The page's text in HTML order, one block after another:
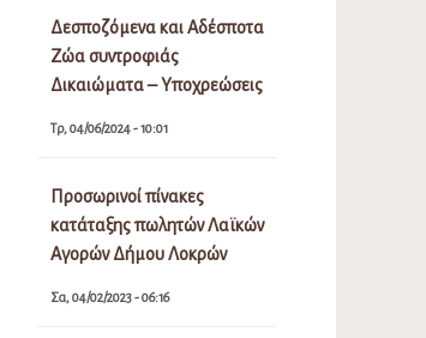
Δεσποζόμενα και Αδέσποτα
Ζώα συντροφιάς
Δικαιώματα – Υποχρεώσεις
Τρ, 04/06/2024 - 10:01
Προσωρινοί πίνακες
κατάταξης πωλητών Λαϊκών
Αγορών Δήμου Λοκρών
Σα, 04/02/2023 - 06:16